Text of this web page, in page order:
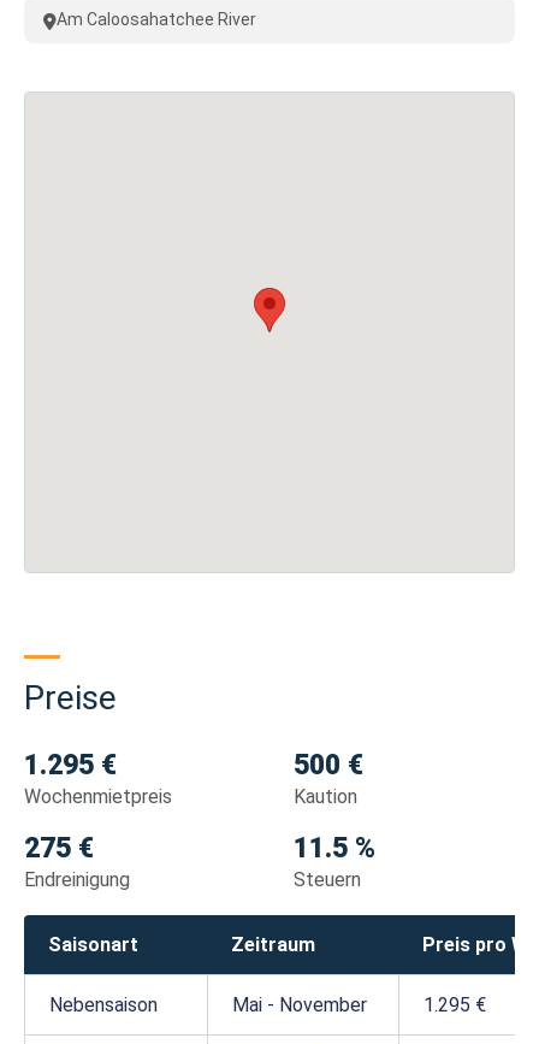
Am Caloosahatchee River
Preise
1.295 €
Wochenmietpreis
500 €
Kaution
275 €
Endreinigung
11.5 %
Steuern
Saisonart Zeitraum Preis pro
Nebensaison Mai - November 1.295 €